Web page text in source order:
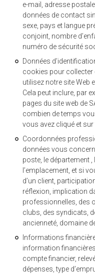
e-mail, adresse
données de contact
sexe, pays et langue
conjoint, nombre
numéro de sécurité
Données
cookies pour
utilisez notre site Web
Cela peut inclure, par
pages du site web de
combien de temps
vous avez cliqué et sur
Coordonnées
données vous
poste, le département ,
l’emplacement, et si
d’un client,
réflexion, implication
professionnelles, des
clubs, des syndicats,
ancienneté, domaine
Informations
information
compte financier,
dépenses, type